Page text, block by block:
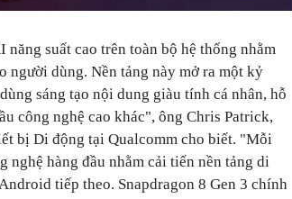
suất cao trên toàn bộ hệ thống nhằm
dùng. Nền tảng này mở ra một kỷ
sáng tạo nội dung giàu tính cá nhân, hỗ
công nghệ cao khác", ông Chris Patrick,
bị Di động tại Qualcomm cho biết. "Mỗi
nghệ hàng đầu nhằm cải tiến nền tảng di
tiếp theo. Snapdragon 8 Gen 3 chính